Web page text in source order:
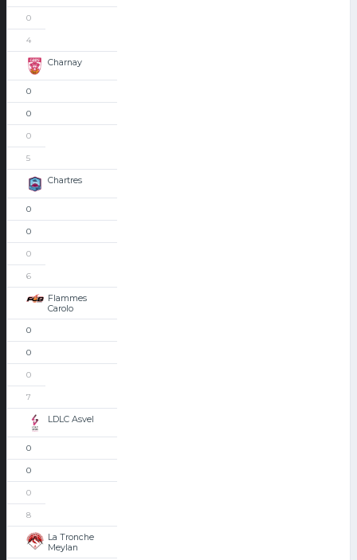
0
4
Charnay
0
0
0
5
Chartres
0
0
0
6
Flammes
Carolo
0
0
0
7
LDLC Asvel
0
0
0
8
La Tronche
Meylan